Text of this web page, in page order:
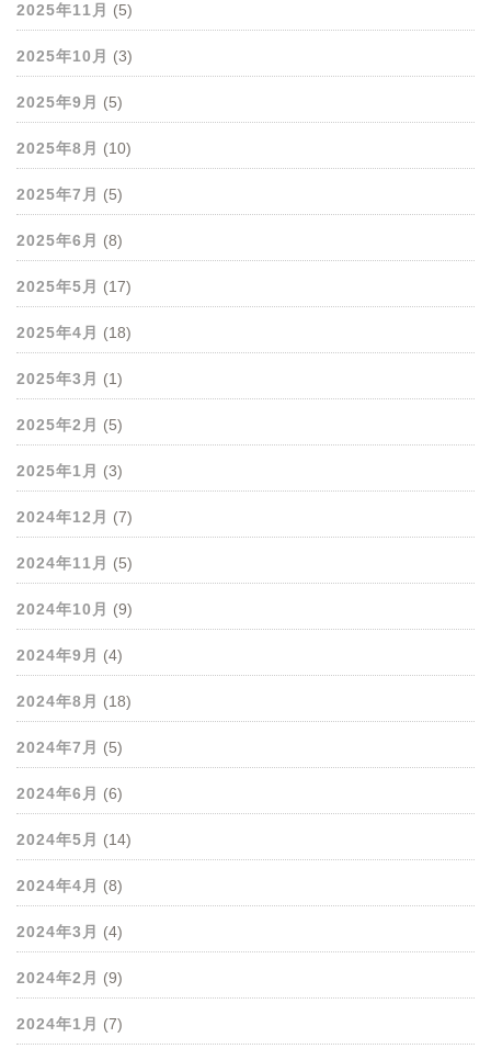
2025年11月 (5)
2025年10月 (3)
2025年9月 (5)
2025年8月 (10)
2025年7月 (5)
2025年6月 (8)
2025年5月 (17)
2025年4月 (18)
2025年3月 (1)
2025年2月 (5)
2025年1月 (3)
2024年12月 (7)
2024年11月 (5)
2024年10月 (9)
2024年9月 (4)
2024年8月 (18)
2024年7月 (5)
2024年6月 (6)
2024年5月 (14)
2024年4月 (8)
2024年3月 (4)
2024年2月 (9)
2024年1月 (7)